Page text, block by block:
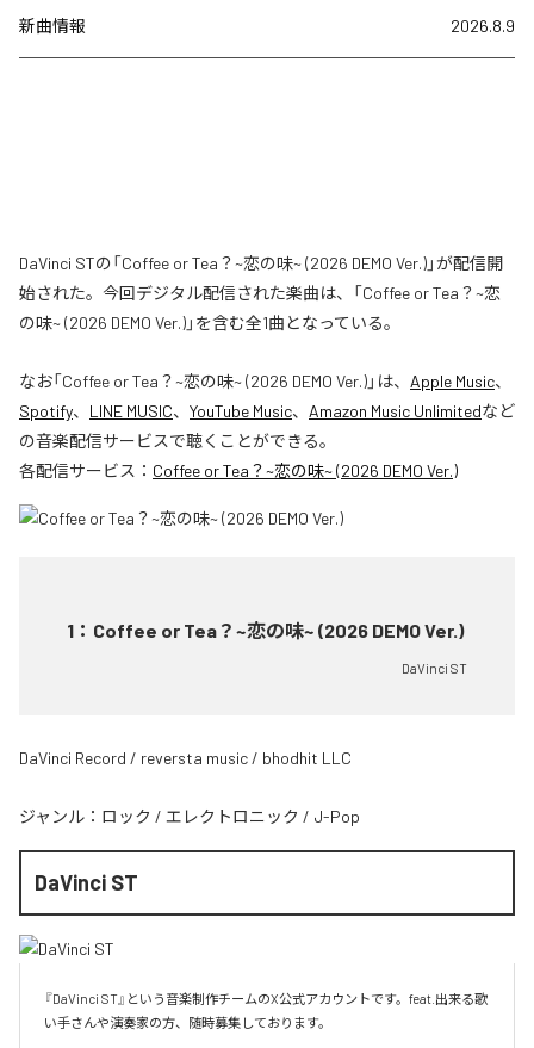
新曲情報 2026.8.9
DaVinci STの「Coffee or Tea？~恋の味~ (2026 DEMO Ver.)」が配信開
始された。今回デジタル配信された楽曲は、「Coffee or Tea？~恋
の味~ (2026 DEMO Ver.)」を含む全1曲となっている。
なお「Coffee or Tea？~恋の味~ (2026 DEMO Ver.)」は、 Apple Music、
Spotify、 LINE MUSIC、 YouTube Music、 Amazon Music Unlimitedなど
の音楽配信サービスで聴くことができる。
各配信サービス： Coffee or Tea？~恋の味~ (2026 DEMO Ver.)
1 ： Coffee or Tea？~恋の味~ (2026 DEMO Ver.)
DaVinci ST
DaVinci Record / reversta music / bhodhit LLC
ジャンル： ロック / エレクトロニック / J-Pop
DaVinci ST
『DaVinci ST』という音楽制作チームのX公式アカウントです。feat.出来る歌
い手さんや演奏家の方、随時募集しております。